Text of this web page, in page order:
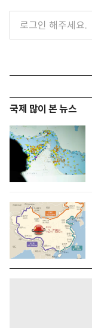
국제 많이 본 뉴스